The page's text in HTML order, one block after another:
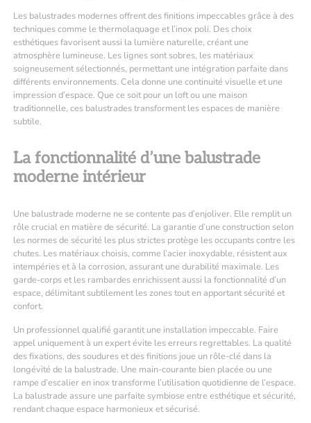
Les balustrades modernes offrent des finitions impeccables grâce à des
techniques comme le thermolaquage et l’inox poli. Des choix
esthétiques favorisent aussi la lumière naturelle, créant une
atmosphère lumineuse. Les lignes sont sobres, les matériaux
soigneusement sélectionnés, permettant une intégration parfaite dans
différents environnements. Cela donne une continuité visuelle et une
impression d’espace. Que ce soit pour un loft ou une maison
traditionnelle, ces balustrades transforment les espaces de manière
subtile.
La fonctionnalité d’une balustrade
moderne intérieur
Une balustrade moderne ne se contente pas d’enjoliver. Elle remplit un
rôle crucial en matière de sécurité. La garantie d’une construction selon
les normes de sécurité les plus strictes protège les occupants contre les
chutes. Les matériaux choisis, comme l’acier inoxydable, résistent aux
intempéries et à la corrosion, assurant une durabilité maximale. Les
garde-corps et les rambardes enrichissent aussi la fonctionnalité d’un
espace, délimitant subtilement les zones tout en apportant sécurité et
confort.
Un professionnel qualifié garantit une installation impeccable. Faire
appel uniquement à un expert évite les erreurs regrettables. La qualité
des fixations, des soudures et des finitions joue un rôle-clé dans la
longévité de la balustrade. Une main-courante bien placée ou une
rampe d’escalier en inox transforme l’utilisation quotidienne de l’espace.
La balustrade assure une parfaite symbiose entre esthétique et sécurité,
rendant chaque espace harmonieux et sécurisé.